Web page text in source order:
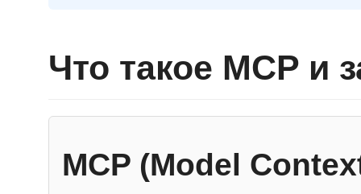
Что такое MCP и
MCP (Model